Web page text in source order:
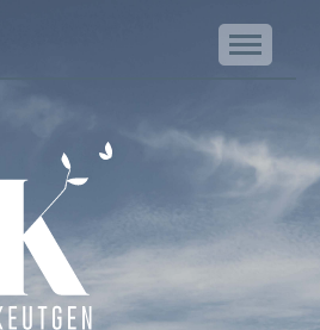
Keutgen | Bestattungen - Funérailles